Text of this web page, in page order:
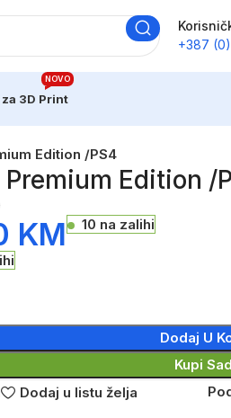
+387
3D Print
NOVO
Edition /PS4
Premium Edition /
KM 10 na zalihi
Dodaj U
Kupi
Dodaj u listu želja